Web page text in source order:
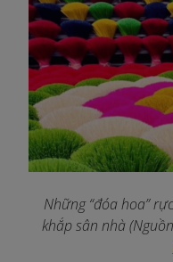
Những “đóa hoa”
khắp sân nhà